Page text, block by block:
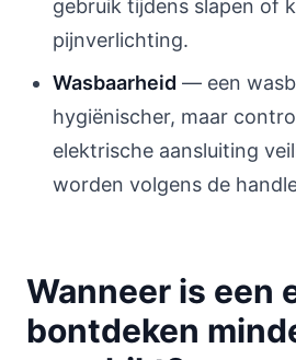
gebruik tijdens slapen of
pijnverlichting.
Wasbaarheid — een
hygiënischer, maar
elektrische aansluiting
worden volgens de
Wanneer is een
bontdeken